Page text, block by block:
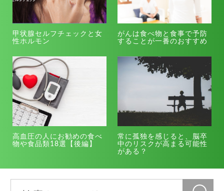
甲状腺セルフチェックと女
性ホルモン
がんは食べ物と食事で予防
することが一番のおすすめ
高血圧の人にお勧めの食べ
物や食品類18選【後編】
常に孤独を感じると、脳卒
中のリスクが高まる可能性
がある？